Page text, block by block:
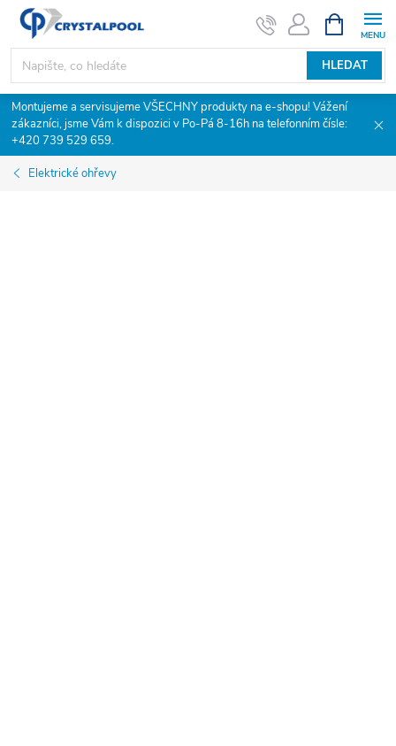
Přejít
obsah
HLEDAT
NÁKUPNÍ
KOŠÍK
Montujeme a servisujeme VŠECHNY produkty na e-shopu! Vážení
zákazníci, jsme Vám k dispozici v Po-Pá 8-16h na telefonním čísle:
+420 739 529 659.
Elektrické ohřevy